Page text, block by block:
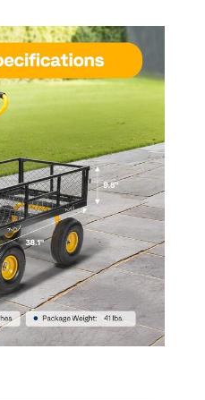
avec élégance. Il est
parfaitement adapté
pour transformer vos
transports fastidieux
en voyages uniques et
fait preuve d'une
excellente maniabilité
même à pleine charge
Côtés Amovibles: Vous
n'avez pas à vous
soucier trop de la taille
de la charge, même s'il
s'agit d'articles
volumineux. Retirez
simplement les côtés
en treillis et utilisez-le
comme remorque à